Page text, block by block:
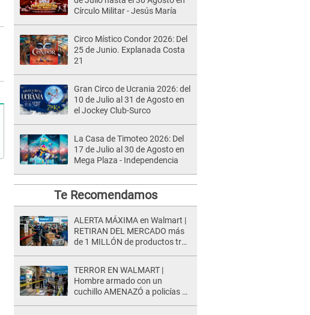
Círculo Militar - Jesús María
Circo Místico Condor 2026: Del
25 de Junio. Explanada Costa
21
Gran Circo de Ucrania 2026: del
10 de Julio al 31 de Agosto en
el Jockey Club-Surco
La Casa de Timoteo 2026: Del
17 de Julio al 30 de Agosto en
Mega Plaza - Independencia
Te Recomendamos
ALERTA MÁXIMA en Walmart |
RETIRAN DEL MERCADO más
de 1 MILLÓN de productos tras
TERROR EN WALMART |
Hombre armado con un
cuchillo AMENAZÓ a policías y